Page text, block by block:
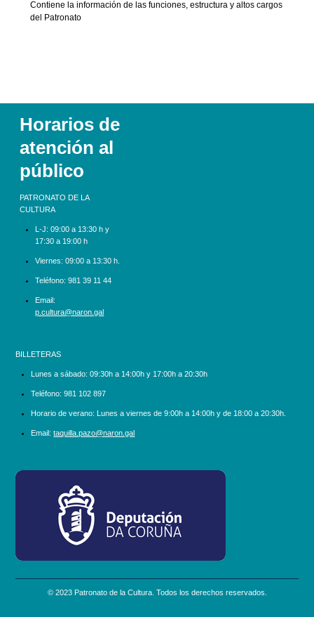
Contiene la información de las funciones, estructura y altos cargos
del Patronato
Horarios de
atención al
público
PATRONATO DE LA
CULTURA
L-J: 09:00 a 13:30 h y
17:30 a 19:00 h
Viernes: 09:00 a 13:30 h.
Teléfono: 981 39 11 44
Email:
p.cultura@naron.gal
BILLETERAS
Lunes a sábado: 09:30h a 14:00h y 17:00h a 20:30h
Teléfono: 981 102 897
Horario de verano: Lunes a viernes de 9:00h a 14:00h y de 18:00 a 20:30h.
Email: taquilla.pazo@naron.gal
logo_depcoruna.png
© 2023 Patronato de la Cultura. Todos los derechos reservados.